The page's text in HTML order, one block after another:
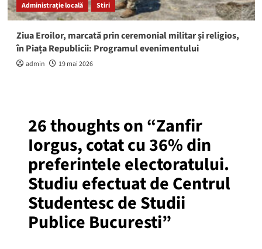
Administrație locală Stiri
Ziua Eroilor, marcată prin ceremonial militar și religios,
în Piața Republicii: Programul evenimentului
admin 19 mai 2026
26 thoughts on “Zanfir
Iorgus, cotat cu 36% din
preferintele electoratului.
Studiu efectuat de Centrul
Studentesc de Studii
Publice Bucuresti”